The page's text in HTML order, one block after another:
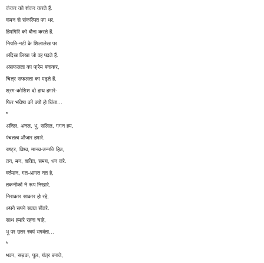
कंकर को शंकर करते हैं.
वामन से संकल्पित पग धर,
हिमगिरि को बौना करते हैं.
नियति-नटी के शिलालेख पर
अदिख लिखा जो वह पढ़ते हैं.
असफलता का फ्रेम बनाकर,
चित्र सफलता का मढ़ते हैं.
श्रम-कोशिश दो हाथ हमारे-
फिर भविष्य की क्यों हो चिंता...
*
अनिल, अनल, भू, सलिल, गगन हम,
पंचतत्व औजार हमारे.
राष्ट्र, विश्व, मानव-उन्नति हित,
तन, मन, शक्ति, समय, धन वारे.
वर्तमान, गत-आगत नत है,
तकनीकों ने रूप निखारे.
निराकार साकार हो रहे,
अपने सपने सतत सँवारे.
साथ हमारे रहना चाहे,
भू पर उतर स्वयं भगवंता...
*
भवन, सड़क, पुल, यंत्र बनाते,